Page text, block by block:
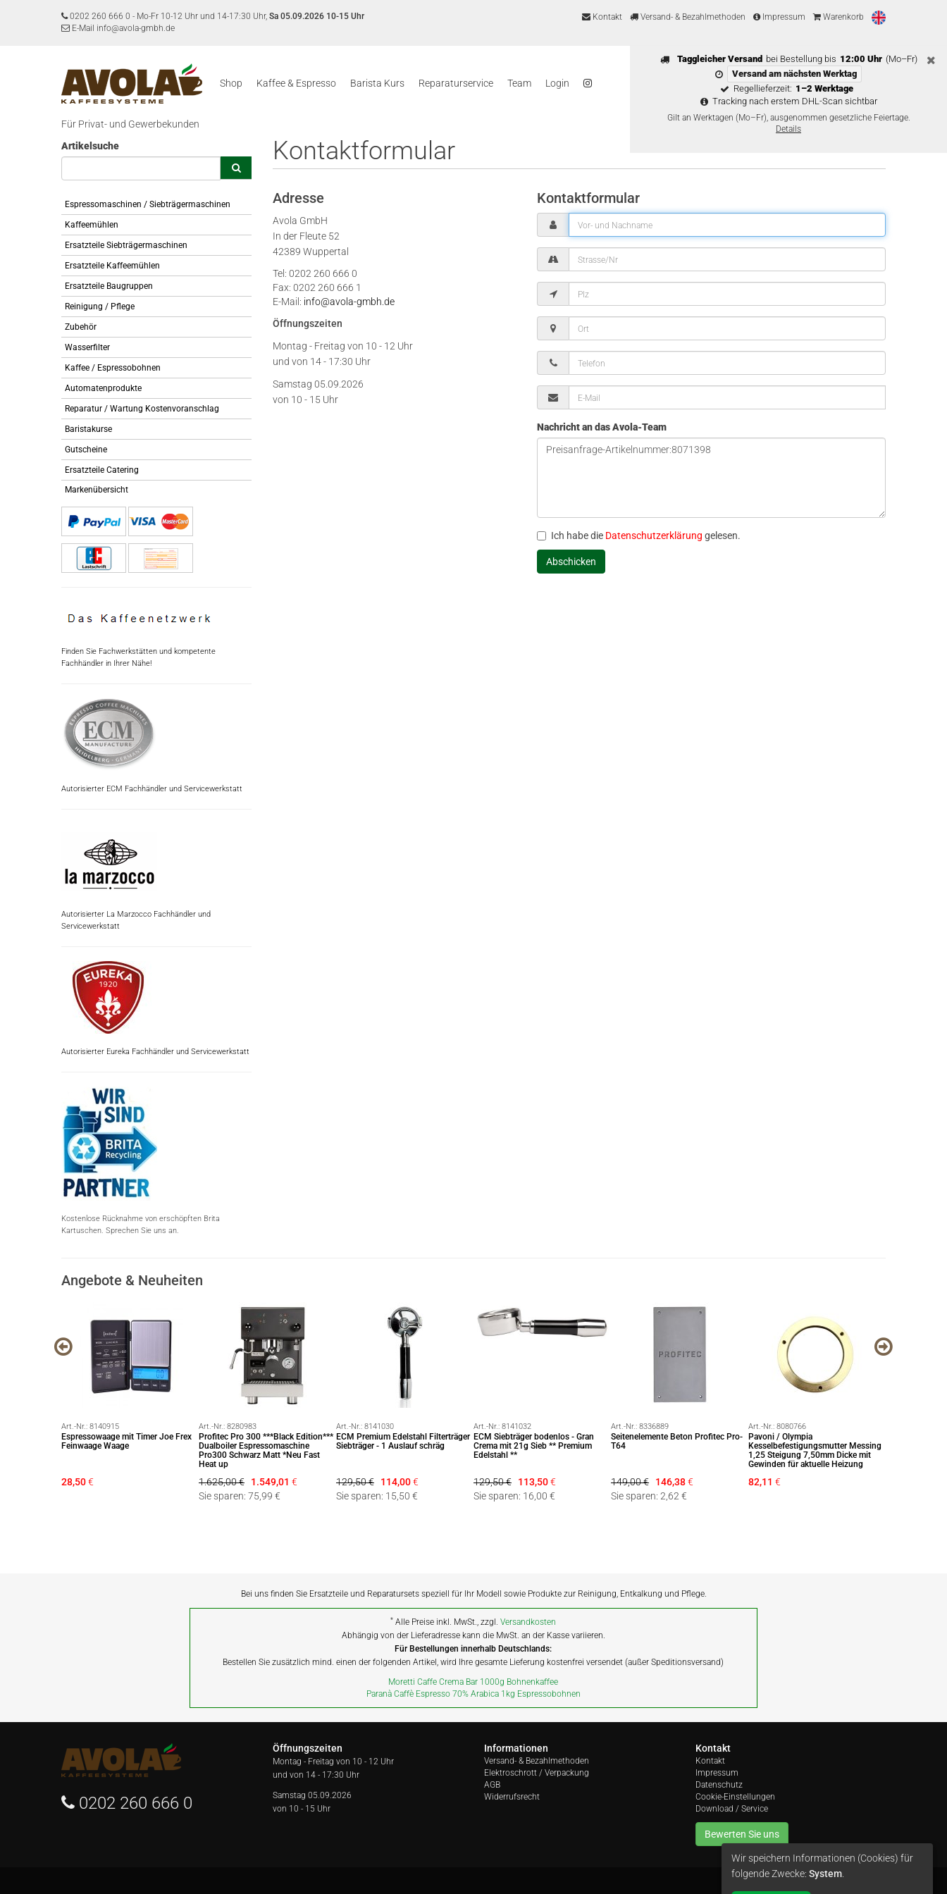
0202 260 666 0 - Mo-Fr 10-12 Uhr und 14-17:30 Uhr, Sa 05.09.2026 10-15 Uhr
E-Mail info@avola-gmbh.de
Kontakt Versand- & Bezahlmethoden Impressum Warenkorb
Taggleicher Versand bei Bestellung bis 12:00 Uhr (Mo–Fr)
Versand am nächsten Werktag
Regellieferzeit: 1–2 Werktage
Tracking nach erstem DHL-Scan sichtbar
Gilt an Werktagen (Mo–Fr), ausgenommen gesetzliche Feiertage.
Details
Shop Kaffee & Espresso Barista Kurs Reparaturservice Team Login
Für Privat- und Gewerbekunden
Artikelsuche
Espressomaschinen / Siebträgermaschinen
Kaffeemühlen
Ersatzteile Siebträgermaschinen
Ersatzteile Kaffeemühlen
Ersatzteile Baugruppen
Reinigung / Pflege
Zubehör
Wasserfilter
Kaffee / Espressobohnen
Automatenprodukte
Reparatur / Wartung Kostenvoranschlag
Baristakurse
Gutscheine
Ersatzteile Catering
Markenübersicht
Finden Sie Fachwerkstätten und kompetente
Fachhändler in Ihrer Nähe!
Autorisierter ECM Fachhändler und Servicewerkstatt
Autorisierter La Marzocco Fachhändler und
Servicewerkstatt
Autorisierter Eureka Fachhändler und Servicewerkstatt
Kostenlose Rücknahme von erschöpften Brita
Kartuschen. Sprechen Sie uns an.
Kontaktformular
Adresse
Avola GmbH
In der Fleute 52
42389 Wuppertal
Tel: 0202 260 666 0
Fax: 0202 260 666 1
E-Mail: info@avola-gmbh.de
Öffnungszeiten
Montag - Freitag von 10 - 12 Uhr
und von 14 - 17:30 Uhr
Samstag 05.09.2026
von 10 - 15 Uhr
Kontaktformular
Nachricht an das Avola-Team
Ich habe die Datenschutzerklärung gelesen.
Angebote & Neuheiten
Art.-Nr.: 8140915
Espressowaage mit Timer Joe Frex
Feinwaage Waage
28,50€
Art.-Nr.: 8280983
Profitec Pro 300 ***Black Edition***
Dualboiler Espressomaschine
Pro300 Schwarz Matt *Neu Fast
Heat up
1.625,00 € 1.549,01 €
Sie sparen: 75,99 €
Art.-Nr.: 8141030
ECM Premium Edelstahl Filterträger
Siebträger - 1 Auslauf schräg
129,50 € 114,00€
Sie sparen: 15,50 €
Art.-Nr.: 8141032
ECM Siebträger bodenlos - Gran
Crema mit 21g Sieb ** Premium
Edelstahl **
129,50 € 113,50€
Sie sparen: 16,00 €
Art.-Nr.: 8336889
Seitenelemente Beton Profitec Pro-
T64
149,00 € 146,38€
Sie sparen: 2,62 €
Art.-Nr.: 8080766
Pavoni / Olympia
Kesselbefestigungsmutter Messing
1,25 Steigung 7,50mm Dicke mit
Gewinden für aktuelle Heizung
82,11 €
Bei uns finden Sie Ersatzteile und Reparatursets speziell für Ihr Modell sowie Produkte zur Reinigung, Entkalkung und Pflege.
* Alle Preise inkl. MwSt., zzgl.Versandkosten
Abhängig von der Lieferadresse kann die MwSt. an der Kasse variieren.
Für Bestellungen innerhalb Deutschlands:
Bestellen Sie zusätzlich mind. einen der folgenden Artikel, wird Ihre gesamte Lieferung kostenfrei versendet (außer Speditionsversand)
Moretti Caffe Crema Bar 1000g Bohnenkaffee
Paranà Caffè Espresso 70% Arabica 1kg Espressobohnen
0202 260 666 0
Öffnungszeiten
Montag - Freitag von 10 - 12 Uhr
und von 14 - 17:30 Uhr
Samstag 05.09.2026
von 10 - 15 Uhr
Informationen
Versand- & Bezahlmethoden
Elektroschrott / Verpackung
AGB
Widerrufsrecht
Kontakt
Kontakt
Impressum
Datenschutz
Cookie-Einstellungen
Download / Service
Bewerten Sie uns
Wir speichern Informationen (Cookies) für
folgende Zwecke: System